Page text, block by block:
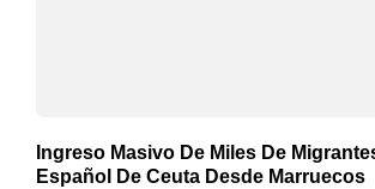
Ingreso Masivo De Miles De
Español De Ceuta Desde Marruecos